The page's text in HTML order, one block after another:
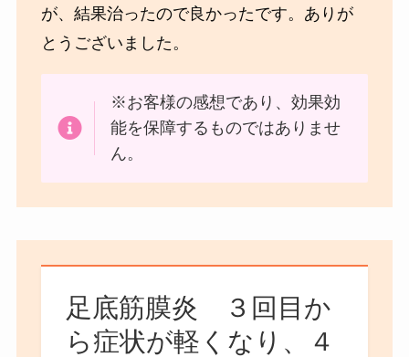
が、結果治ったので良かったです。ありが
とうございました。
※お客様の感想であり、効果効
能を保障するものではありませ
ん。
足底筋膜炎 ３回目か
ら症状が軽くなり、４